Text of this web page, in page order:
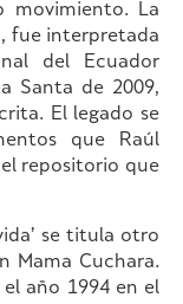
movimiento. La
fue interpretada
del Ecuador
Santa de 2009,
El legado se
que Raúl
repositorio que
se titula otro
Mama Cuchara.
el año 1994 en el